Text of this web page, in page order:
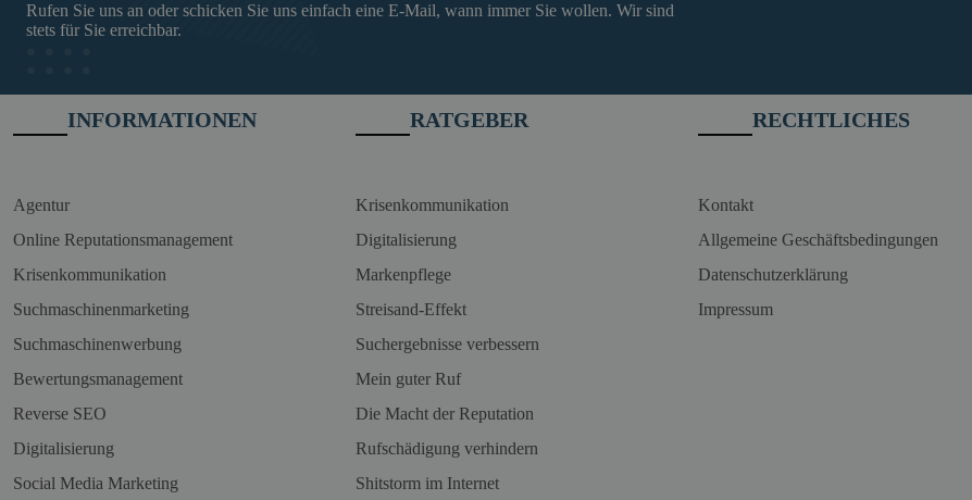
Rufen Sie uns an oder schicken Sie uns einfach eine E-Mail, wann immer Sie wollen. Wir sind
stets für Sie erreichbar.
INFORMATIONEN
Agentur
Online Reputationsmanagement
Krisenkommunikation
Suchmaschinenmarketing
Suchmaschinenwerbung
Bewertungsmanagement
Reverse SEO
Digitalisierung
Social Media Marketing
RATGEBER
Krisenkommunikation
Digitalisierung
Markenpflege
Streisand-Effekt
Suchergebnisse verbessern
Mein guter Ruf
Die Macht der Reputation
Rufschädigung verhindern
Shitstorm im Internet
RECHTLICHES
Kontakt
Allgemeine Geschäftsbedingungen
Datenschutzerklärung
Impressum